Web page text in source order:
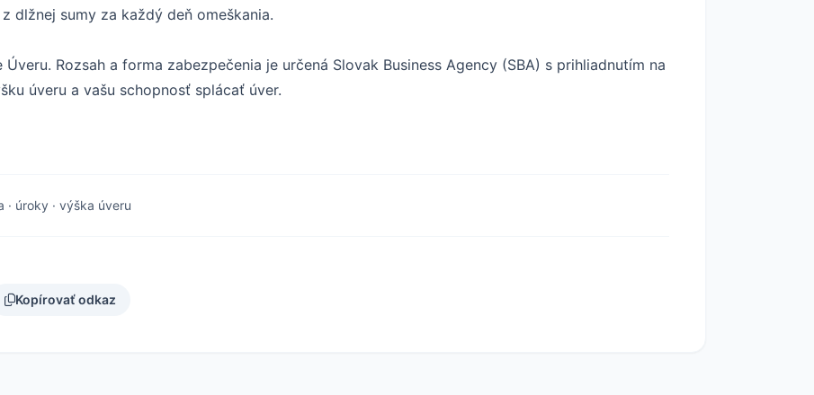
dlžnej sumy za každý deň omeškania.
Rozsah a forma zabezpečenia je určená Slovak Business Agency (SBA) s prihliadnutím na
úveru a vašu schopnosť splácať úver.
· úroky · výška úveru
Kopírovať odkaz